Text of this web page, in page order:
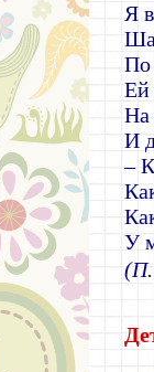
Я
По
Ей
На
И
–
У
(П.